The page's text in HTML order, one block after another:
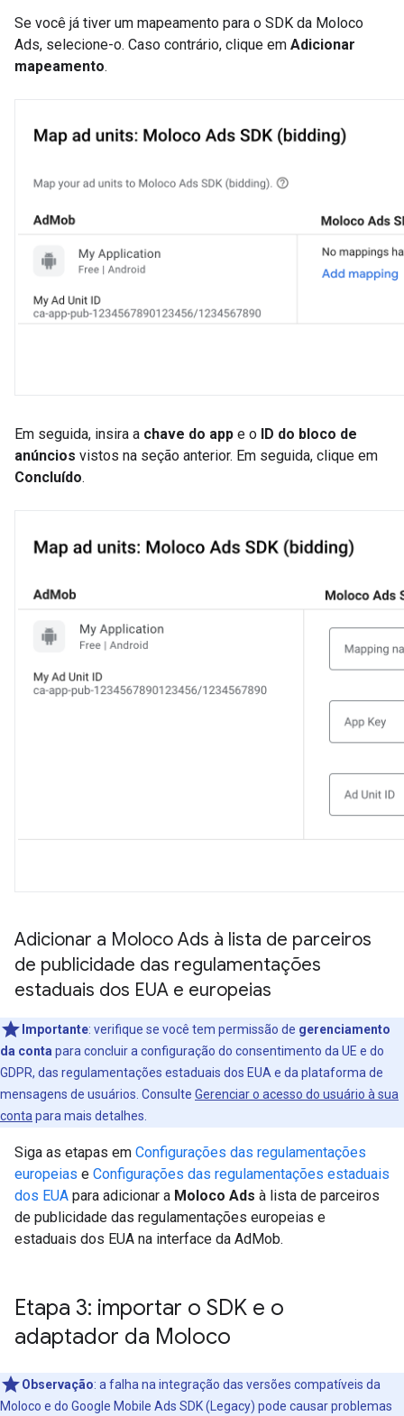
Se você já tiver um mapeamento para o SDK da Moloco
Ads, selecione-o. Caso contrário, clique em Adicionar
mapeamento.
Em seguida, insira a chave do app e o ID do bloco de
anúncios vistos na seção anterior. Em seguida, clique em
Concluído.
Adicionar a Moloco Ads à lista de parceiros
de publicidade das regulamentações
estaduais dos EUA e europeias
Importante: verifique se você tem permissão de gerenciamento
da conta para concluir a configuração do consentimento da UE e do
GDPR, das regulamentações estaduais dos EUA e da plataforma de
mensagens de usuários. Consulte Gerenciar o acesso do usuário à sua
contapara mais detalhes.
Siga as etapas em Configurações das regulamentações
europeias e Configurações das regulamentações estaduais
dos EUA para adicionar a Moloco Ads à lista de parceiros
de publicidade das regulamentações europeias e
estaduais dos EUA na interface da AdMob.
Etapa 3: importar o SDK e o
adaptador da Moloco
Observação: a falha na integração das versões compatíveis da
Moloco e do Google Mobile Ads SDK (Legacy) pode causar problemas